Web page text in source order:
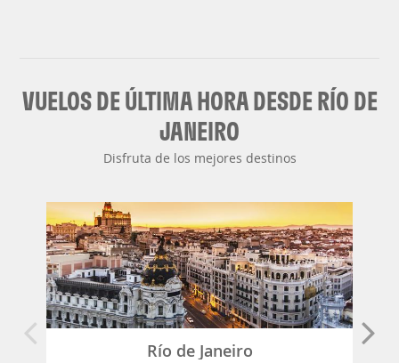
VUELOS DE ÚLTIMA HORA DESDE RÍO DE
JANEIRO
Disfruta de los mejores destinos
Río de Janeiro